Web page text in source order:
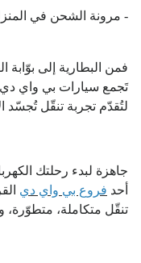
- مرونة الشحن في
فمن البطارية إلى بوّابة
تَجمع سيارات بي واي دي
لتُقدّم تجربة تنقّل تُجسّد
جاهزة لبدء رحلتك
أحد فروع بي واي دي
تنقّل متكاملة، متطوّرة،